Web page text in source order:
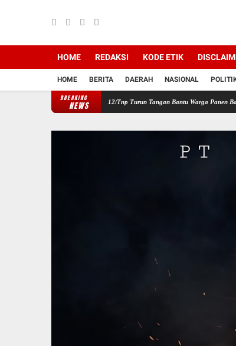
HOME REDAKSI KODE ETIK
HOME BERITA DAERAH NASIONAL
BREAKING
NEWS
Babinsa Koramil 12/Tnp Turun Tangan Bantu Warga Panen Bayam